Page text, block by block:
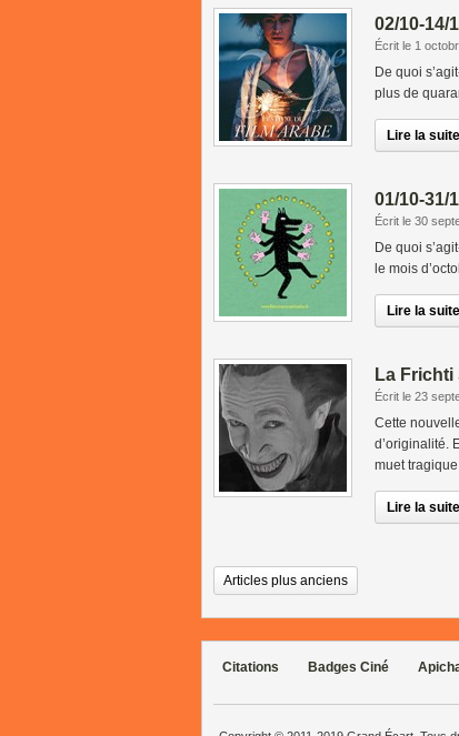
02/10-14/
Écrit le 1
De quoi
plus de
Lire la
01/10-31/
Écrit le 30
De quoi
le mois
Lire la
La Frichti
Écrit le 23
Cette
d’originalité.
muet tragique
Lire la
Articles plus anciens
Citations Badges Ciné